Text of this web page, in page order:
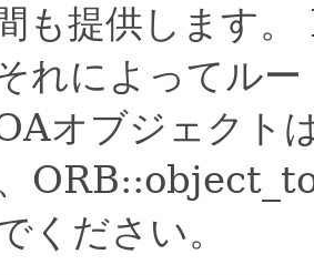
も提供します。
れによってル
オブジェクト
ください。